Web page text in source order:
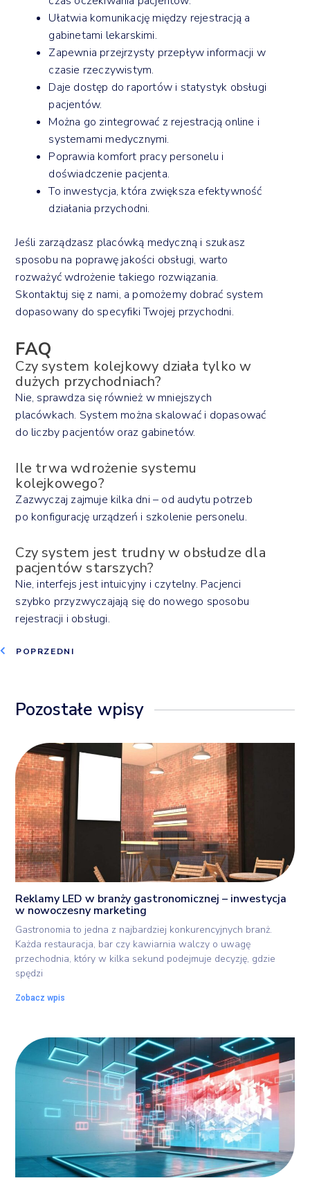
Ułatwia komunikację między rejestracją a
gabinetami lekarskimi.
Zapewnia przejrzysty przepływ informacji w
czasie rzeczywistym.
Daje dostęp do raportów i statystyk obsługi
pacjentów.
Można go zintegrować z rejestracją online i
systemami medycznymi.
Poprawia komfort pracy personelu i
doświadczenie pacjenta.
To inwestycja, która zwiększa efektywność
działania przychodni.
Jeśli zarządzasz placówką medyczną i szukasz
sposobu na poprawę jakości obsługi, warto
rozważyć wdrożenie takiego rozwiązania.
Skontaktuj się z nami, a pomożemy dobrać system
dopasowany do specyfiki Twojej przychodni.
FAQ
Czy system kolejkowy działa tylko w
dużych przychodniach?
Nie, sprawdza się również w mniejszych
placówkach. System można skalować i dopasować
do liczby pacjentów oraz gabinetów.
Ile trwa wdrożenie systemu
kolejkowego?
Zazwyczaj zajmuje kilka dni – od audytu potrzeb
po konfigurację urządzeń i szkolenie personelu.
Czy system jest trudny w obsłudze dla
pacjentów starszych?
Nie, interfejs jest intuicyjny i czytelny. Pacjenci
szybko przyzwyczajają się do nowego sposobu
rejestracji i obsługi.
POPRZEDNI
Pozostałe wpisy
Reklamy LED w branży gastronomicznej – inwestycja
w nowoczesny marketing
Gastronomia to jedna z najbardziej konkurencyjnych branż.
Każda restauracja, bar czy kawiarnia walczy o uwagę
przechodnia, który w kilka sekund podejmuje decyzję, gdzie
spędzi
Zobacz wpis